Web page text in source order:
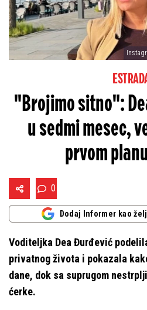
"Brojimo sitno":
u sedmi mesec,
prvom
0
Dodaj Informer kao
Voditeljka Dea Đurđević
privatnog života i pokazala
dane, dok sa suprugom
ćerke.